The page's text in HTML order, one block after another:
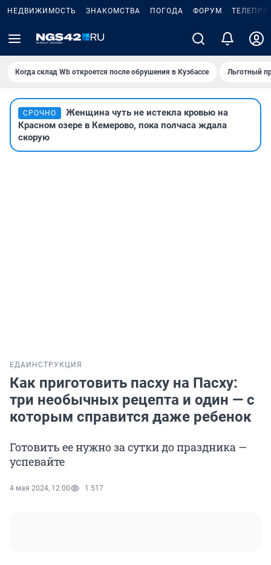
НЕДВИЖИМОСТЬ ЗНАКОМСТВА ПОГОДА ФОРУМ
Когда склад Wb откроется после обрушения в Кузбассе Льготный
СРОЧНО
Женщина чуть не истекла кровью на
Красном озере в Кемерово, пока полчаса ждала
скорую
ЕДА ИНСТРУКЦИЯ
Как приготовить пасху на Пасху:
три необычных рецепта и один — с
которым справится даже ребенок
Готовить ее нужно за сутки до праздника —
успевайте
4 мая 2024, 12:00 1 517